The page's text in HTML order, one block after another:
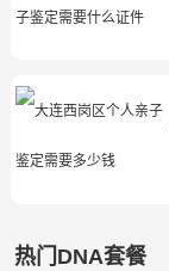
热门DNA套餐